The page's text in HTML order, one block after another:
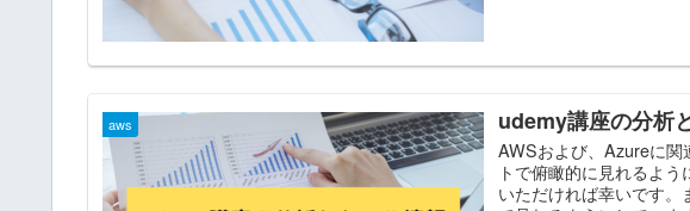
aws udemy講座の分析
AWSおよび、Azureに関
トで俯瞰的に見れるよ
いただければ幸いです